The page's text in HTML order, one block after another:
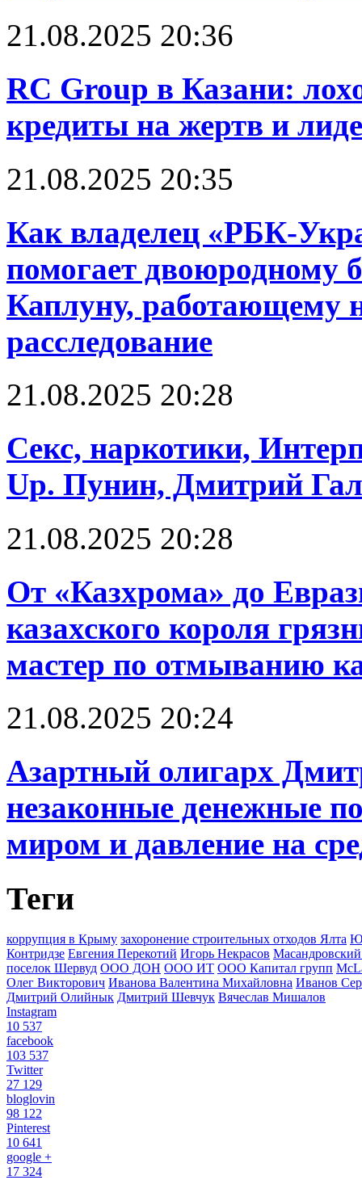
21.08.2025 20:36
RC Group в Казани:
кредиты на жертв и
21.08.2025 20:35
Как владелец «РБК-
помогает двоюродному
Каплуну, работающему
расследование
21.08.2025 20:28
Cекс, наркотики,
Up. Пунин, Дмитрий
21.08.2025 20:28
От «Казхрома» до
казахского короля
мастер по отмыванию
21.08.2025 20:24
Азартный олигарх
незаконные денежные
миром и давление на
Теги
коррупция в Крыму захоронение строительных отходов Ялта
Контридзе Евгения Перекотий Игорь Некрасов
поселок Шервуд ООО ДОН ООО ИТ ООО Капитал групп
Олег Викторович Иванова Валентина Михайловна Иванов
Дмитрий Олийнык Дмитрий Шевчук Вячеслав Мишалов
Instagram
10 537
facebook
103 537
Twitter
27 129
bloglovin
98 122
Pinterest
10 641
google +
17 324